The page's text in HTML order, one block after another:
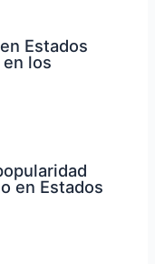
Estados
en los
en Estados